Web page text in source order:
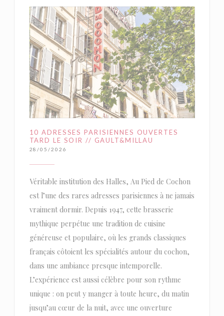
10 ADRESSES PARISIENNES OUVERTES
TARD LE SOIR // GAULT&MILLAU
28/05/2026
Véritable institution des Halles, Au Pied de Cochon
est l’une des rares adresses parisiennes à ne jamais
vraiment dormir. Depuis 1947, cette brasserie
mythique perpétue une tradition de cuisine
généreuse et populaire, où les grands classiques
français côtoient les spécialités autour du cochon,
dans une ambiance presque intemporelle.
L’expérience est aussi célèbre pour son rythme
unique : on peut y manger à toute heure, du matin
jusqu’au cœur de la nuit, avec une ouverture